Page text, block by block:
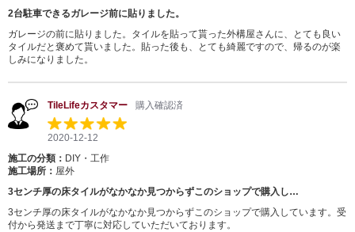
2台駐車できるガレージ前に貼りました。
ガレージの前に貼りました。タイルを貼って貰った外構屋さんに、とても良い
タイルだと褒めて貰いました。貼った後も、とても綺麗ですので、帰るのが楽
しみになりました。
TileLifeカスタマー 購入確認済
2020-12-12
施工の分類： DIY・工作
施工場所： 屋外
3センチ厚の床タイルがなかなか見つからずこのショップで購入し…
3センチ厚の床タイルがなかなか見つからずこのショップで購入しています。受
付から発送まで丁寧に対応していただいております。